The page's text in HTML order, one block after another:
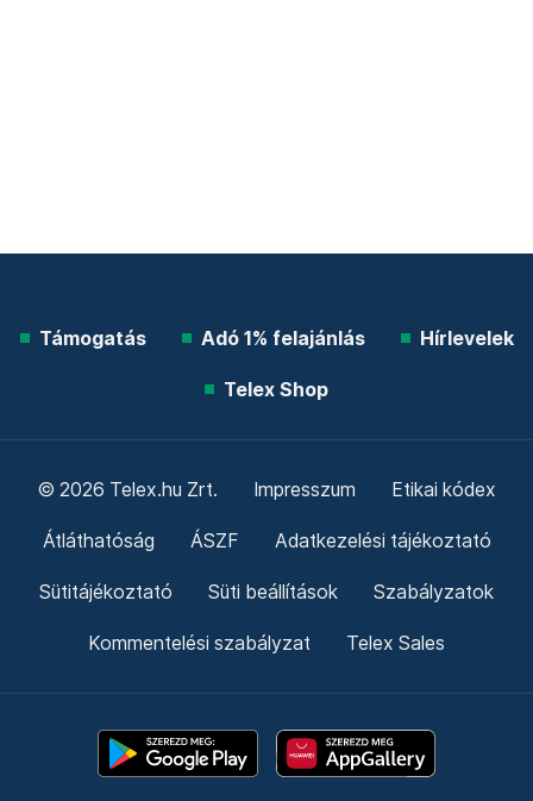
Támogatás Adó 1% felajánlás Hírlevelek
Telex Shop
© 2026 Telex.hu Zrt. Impresszum Etikai kódex
Átláthatóság ÁSZF Adatkezelési tájékoztató
Sütitájékoztató Süti beállítások Szabályzatok
Kommentelési szabályzat Telex Sales